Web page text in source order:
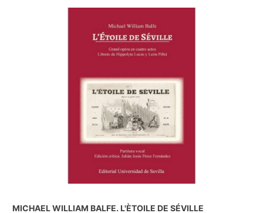
MICHAEL WILLIAM BALFE. L'ÈTOILE DE SÉVILLE